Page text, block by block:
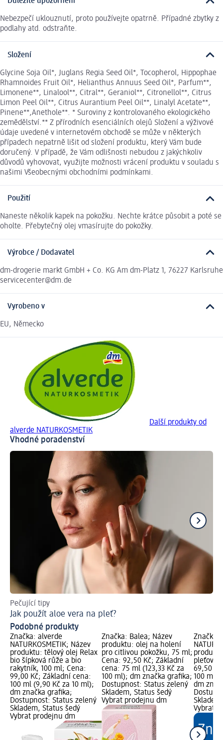
Nebezpečí uklouznutí, proto používejte opatrně. Případné zbytky z
podlahy atd. odstraňte.
Složení
Glycine Soja Oil*, Juglans Regia Seed Oil*, Tocopherol, Hippophae
Rhamnoides Fruit Oil*, Helianthus Annuus Seed Oil*, Parfum**,
Limonene**, Linalool**, Citral**, Geraniol**, Citronellol**, Citrus
Limon Peel Oil**, Citrus Aurantium Peel Oil**, Linalyl Acetate**,
Pinene**,Anethole**. * Suroviny z kontrolovaného ekologického
zemědělství.** Z přírodních esenciálních olejů Složení a výživové
údaje uvedené v internetovém obchodě se může v některých
případech nepatrně lišit od složení produktu, který Vám bude
doručený. V případě, že Vám odlišnosti nebudou z jakýchkoliv
důvodů vyhovovat, využijte možnosti vrácení produktu v souladu s
našimi Všeobecnými obchodními podmínkami.
Použití
Naneste několik kapek na pokožku. Nechte krátce působit a poté se
oholte. Přebytečný olej vmasírujte do pokožky.
Výrobce / Dodavatel
dm-drogerie markt GmbH + Co. KG Am dm-Platz 1, 76227 Karlsruhe
servicecenter@dm.de
Vyrobeno v
EU, Německo
Další produkty od
alverde NATURKOSMETIK
Vhodné poradenství
Pečující tipy
Jak použít aloe vera na pleť?
Podobné produkty
Značka: alverde
NATURKOSMETIK; Název
produktu: tělový olej Relax
bio šípková růže a bio
rakytník, 100 ml; Cena:
99,00 Kč; Základní cena:
100 ml (9,90 Kč za 10 ml);
dm značka grafika;
Dostupnost: Status zelený
Skladem, Status šedý
Vybrat prodejnu dm
Značka: Balea; Název
produktu: olej na holení
pro citlivou pokožku, 75 ml;
Cena: 92,50 Kč; Základní
cena: 75 ml (123,33 Kč za
100 ml); dm značka grafika;
Dostupnost: Status zelený
Skladem, Status šedý
Vybrat prodejnu dm
Značka:
pleťový
69,50
100 ml
dm
Vybrat